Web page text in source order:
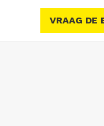
VRAAG DE